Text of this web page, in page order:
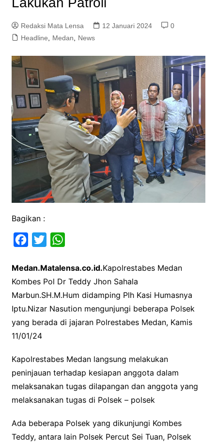
Redaksi Mata Lensa 12 Januari 2024
0
Headline
Medan News
Bagikan :
c
e
b
o
o
k
i
t
t
e
r
a
t
s
A
p
Medan.Matalensa.co.id.Kapolrestabes Medan
Kombes Pol Dr Teddy Jhon Sahala
Marbun.SH.M.Hum didamping Plh Kasi Humasnya
Iptu.Nizar Nasution mengunjungi beberapa Polsek
yang berada di jajaran Polrestabes Medan, Kamis
11/01/24
Kapolrestabes Medan langsung melakukan
peninjauan terhadap kesiapan anggota dalam
melaksanakan tugas dilapangan dan anggota yang
melaksanakan tugas di Polsek – polsek
Ada beberapa Polsek yang dikunjungi Kombes
Teddy, antara lain Polsek Percut Sei Tuan, Polsek